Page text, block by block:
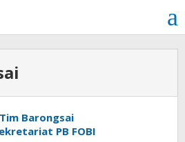
Tim Barongsai
PB FOBI